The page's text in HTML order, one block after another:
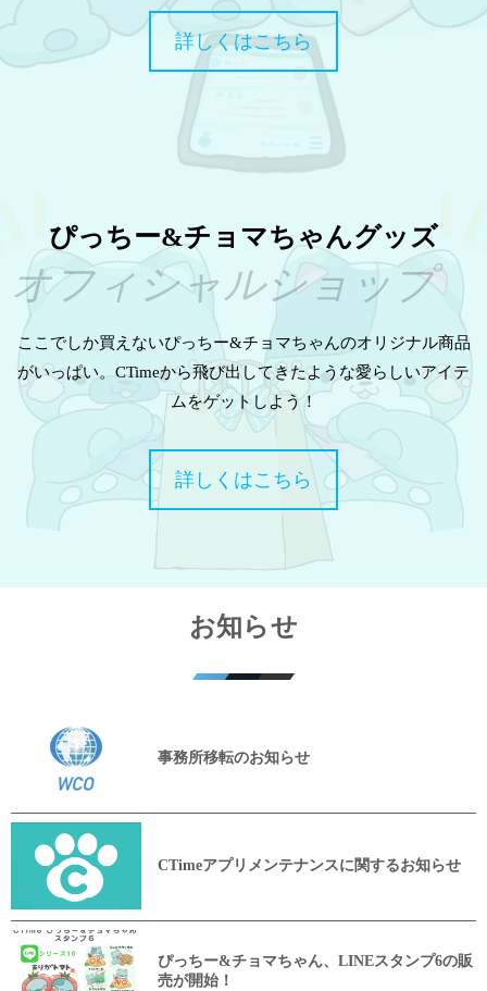
詳しくはこちら
ぴっちー&チョマちゃんグッズ
オフィシャルショップ
ここでしか買えないぴっちー&チョマちゃんのオリジナル商品
がいっぱい。CTimeから飛び出してきたような愛らしいアイテ
ムをゲットしよう！
詳しくはこちら
お知らせ
事務所移転のお知らせ
CTimeアプリメンテナンスに関するお知らせ
ぴっちー&チョマちゃん、LINEスタンプ6の販
売が開始！